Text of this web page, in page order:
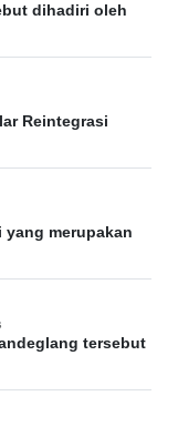
dihadiri oleh
Reintegrasi
yang merupakan
tersebut